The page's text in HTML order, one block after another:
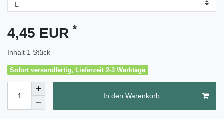
4,45 EUR *
Inhalt 1 Stück
Sofort versandfertig, Lieferzeit 2-3 Werktage
In den Warenkorb